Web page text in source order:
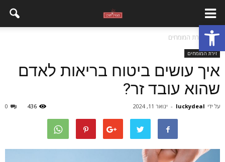
פתח סרגל נגישות
בית זירת המומחים
זירת המומחים
איך עושים ביטוח בריאות לאדם
שהוא עובד זר?
על ידי luckydeal
- ינואר 11, 2024 0 436